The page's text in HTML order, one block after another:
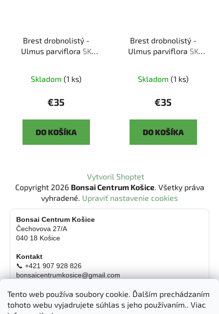
Tento web používa soubory cookie. Ďalším prechádzaním
tohoto webu vyjadrujete súhlas s jeho používaním.. Viac
Brest drobnolistý -
Ulmus parviflora SK
Skladom (1 ks)
€35
DO KOŠÍKA
Brest drobnolistý -
Ulmus parviflora SK
Skladom (1 ks)
€35
DO KOŠÍKA
Vytvoril Shoptet
Copyright 2026 Bonsai Centrum Košice. Všetky práva
vyhradené. Upraviť nastavenie cookies
Bonsai Centrum Košice
Čechovova 27/A
040 18 Košice
Kontakt
📞 +421 907 928 826
bonsaicentrumkosice@gmail.com
Otváracie hodiny